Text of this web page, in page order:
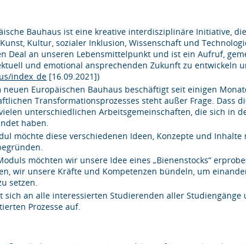
Bauhaus ist eine kreative interdisziplinäre Initiative,
Kultur, sozialer Inklusion, Wissenschaft und
Deal an unseren Lebensmittelpunkt und ist ein Aufruf,
und emotional ansprechenden Zukunft zu entwickeln
index_de [16.09.2021])
neuen Europäischen Bauhaus beschäftigt seit einigen
Transformationsprozesses steht außer Frage. Dass
unterschiedlichen Arbeitsgemeinschaften, die sich in
haben.
möchte diese verschiedenen Ideen, Konzepte und
möchten wir unsere Idee eines „Bienenstocks“
wir unsere Kräfte und Kompetenzen bündeln, um
setzen.
sich an alle interessierten Studierenden aller
Prozesse auf.